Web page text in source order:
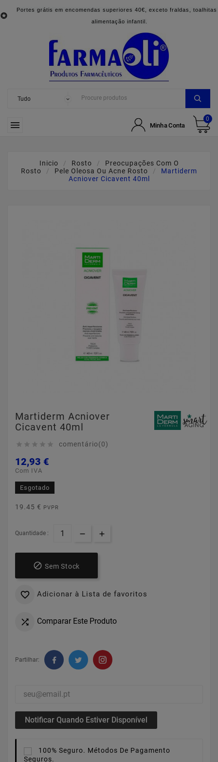

Portes grátis em encomendas superiores 40€, exceto fraldas, toalhitas
alimentação infantil.
 Minha Conta
0
Inicio Rosto
Preocupações Com O
Rosto
Pele Oleosa Ou Acne Rosto
Martiderm
Acniover Cicavent 40ml
Martiderm Acniover
Cicavent 40ml
     comentário(0)
12,93 €
Com IVA
Esgotado
19.45 € PVPR
Quantidade :
 Sem Stock
 Adicionar à Lista de favoritos
 Comparar Este Produto
Partilhar:
Notificar Quando Estiver Disponível
100% Seguro. Métodos De Pagamento
Seguros.